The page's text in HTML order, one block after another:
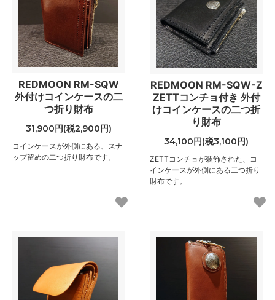
REDMOON RM-SQW
外付けコインケースの二
つ折り財布
31,900円(税2,900円)
コインケースが外側にある、スナ
ップ留めの二つ折り財布です。
REDMOON RM-SQW-Z
ZETTコンチョ付き 外付
けコインケースの二つ折
り財布
34,100円(税3,100円)
ZETTコンチョが装飾された、コ
インケースが外側にある二つ折り
財布です。